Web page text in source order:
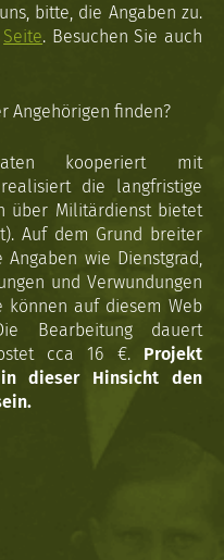
bitte, die Angaben zu.
Seite. Besuchen Sie auch
Angehörigen finden?
kooperiert mit
die langfristige
über Militärdienst bietet
Auf dem Grund breiter
wie Dienstgrad,
und Verwundungen
können auf diesem Web
Bearbeitung dauert
cca 16 €. Projekt
dieser Hinsicht den